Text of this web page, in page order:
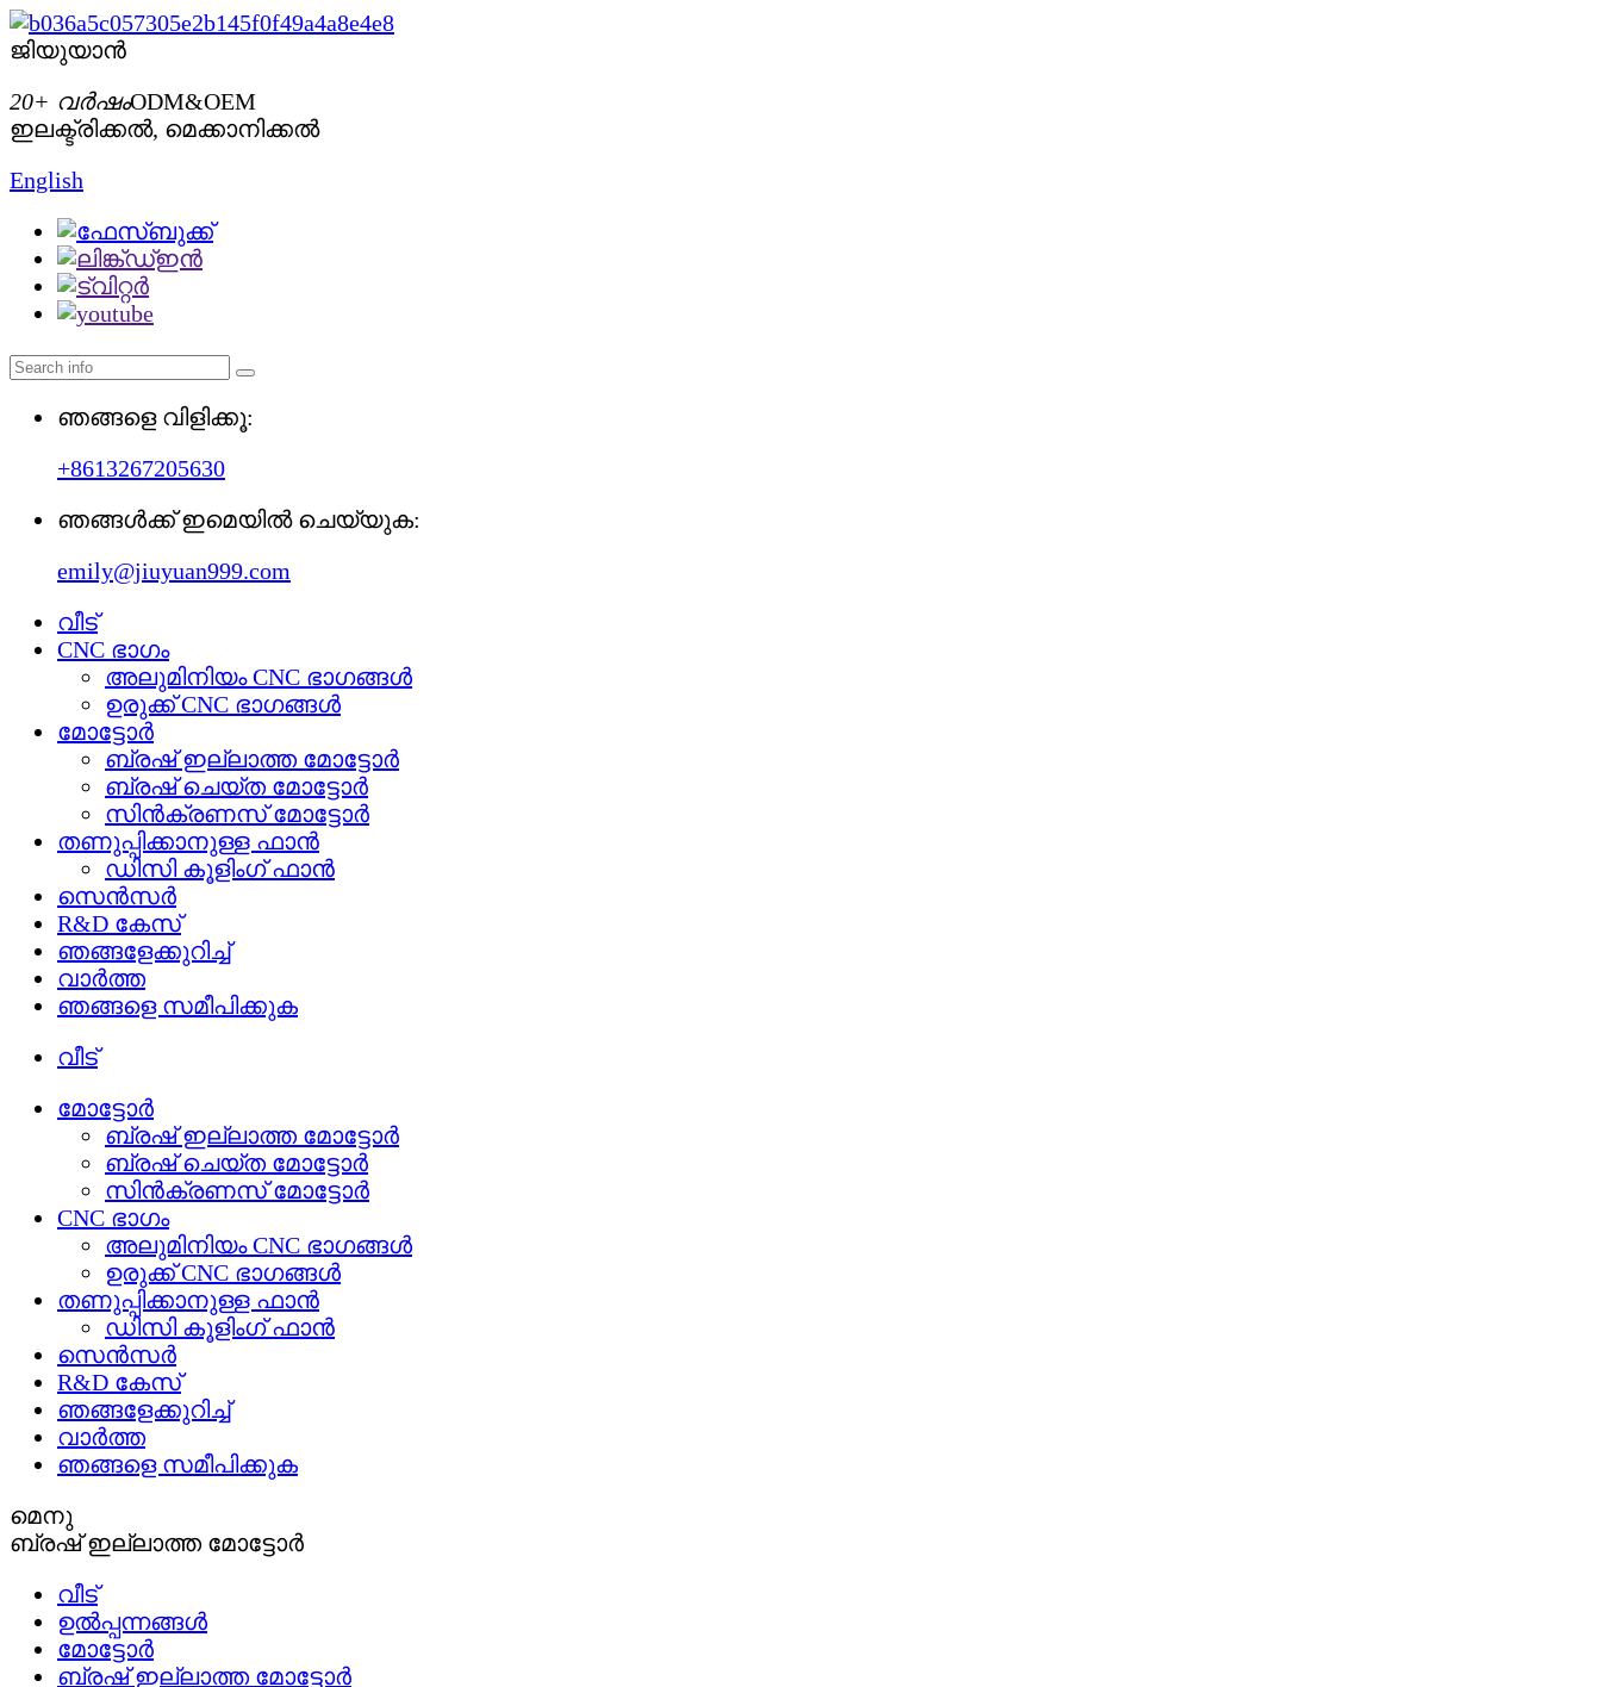
ജിയുയാൻ
20+ വർഷംODM&OEM
ഇലക്ട്രിക്കൽ, മെക്കാനിക്കൽ
English
ഞങ്ങളെ വിളിക്കൂ:
+8613267205630
ഞങ്ങൾക്ക് ഇമെയിൽ ചെയ്യുക:
emily@jiuyuan999.com
വീട്
CNC ഭാഗം
അലുമിനിയം CNC ഭാഗങ്ങൾ
ഉരുക്ക് CNC ഭാഗങ്ങൾ
മോട്ടോർ
ബ്രഷ് ഇല്ലാത്ത മോട്ടോർ
ബ്രഷ് ചെയ്ത മോട്ടോർ
സിൻക്രണസ് മോട്ടോർ
തണുപ്പിക്കാനുള്ള ഫാൻ
ഡിസി കൂളിംഗ് ഫാൻ
സെൻസർ
R&D കേസ്
ഞങ്ങളേക്കുറിച്ച്
വാർത്ത
ഞങ്ങളെ സമീപിക്കുക
വീട്
മോട്ടോർ
ബ്രഷ് ഇല്ലാത്ത മോട്ടോർ
ബ്രഷ് ചെയ്ത മോട്ടോർ
സിൻക്രണസ് മോട്ടോർ
CNC ഭാഗം
അലുമിനിയം CNC ഭാഗങ്ങൾ
ഉരുക്ക് CNC ഭാഗങ്ങൾ
തണുപ്പിക്കാനുള്ള ഫാൻ
ഡിസി കൂളിംഗ് ഫാൻ
സെൻസർ
R&D കേസ്
ഞങ്ങളേക്കുറിച്ച്
വാർത്ത
ഞങ്ങളെ സമീപിക്കുക
മെനു
ബ്രഷ് ഇല്ലാത്ത മോട്ടോർ
വീട്
ഉൽപ്പന്നങ്ങൾ
മോട്ടോർ
ബ്രഷ് ഇല്ലാത്ത മോട്ടോർ